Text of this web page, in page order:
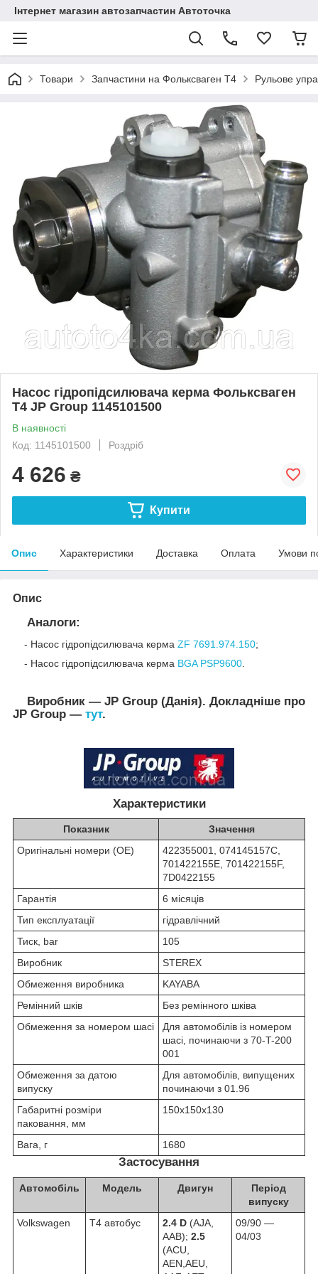
Інтернет магазин автозапчастин Автоточка
Товари Запчастини на Фольксваген Т4 Рульове
Насос гідропідсилювача керма Фольксваген
Т4 JP Group 1145101500
В наявності
Код: 1145101500
Роздріб
4 626 ₴
Купити
Опис Характеристики Доставка Оплата Умови
Опис
Аналоги:
- Насос гідропідсилювача керма ZF 7691.974.150;
- Насос гідропідсилювача керма BGA PSP9600
Виробник — JP Group (Данія). Докладніше про
JP Group — тут.
Характеристики
Показник
Значення
Оригінальні номери (OE)
422355001, 074145157C,
701422155E, 701422155F,
7D0422155
Гарантія
6 місяців
Тип експлуатації
гідравлічний
Тиск, bar
105
Виробник
STEREX
Обмеження виробника
KAYABA
Ремінний шків
Без ремінного шківа
Обмеження за номером шасі
Для автомобілів із номером
шасі, починаючи з 70-T-200
001
Обмеження за датою
випуску
Для автомобілів, випущених
починаючи з 01.96
Габаритні розміри
паковання, мм
150х150х130
Вага, г 1680
Застосування
Автомобіль Модель Двигун
Період
випуску
Volkswagen
T4 автобус 2.4 D (AJA,
AAB); 2.5
(ACU,
AEN,AEU,
09/90 ―
04/03